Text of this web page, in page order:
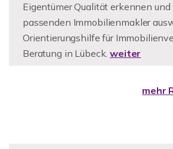
Eigentümer Qualität erkennen
passenden Immobilienmakler
Orientierungshilfe für
Beratung in Lübeck.weiter
mehr